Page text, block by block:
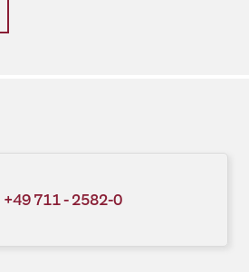
+49 711 - 2582-0